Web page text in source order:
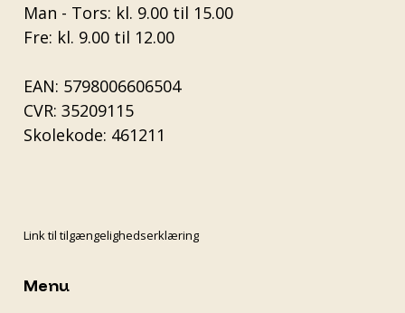
Man - Tors: kl. 9.00 til 15.00
Fre: kl. 9.00 til 12.00
EAN: 5798006606504
CVR: 35209115
Skolekode: 461211
Link til tilgængelighedserklæring
Menu